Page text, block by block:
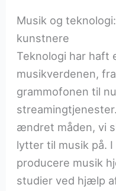
Musik og
kunstnere
Teknologi har haft
musikverdenen,
grammofonen til
ændret måden, vi
lytter til musik på.
producere musik
studier ved hjælp